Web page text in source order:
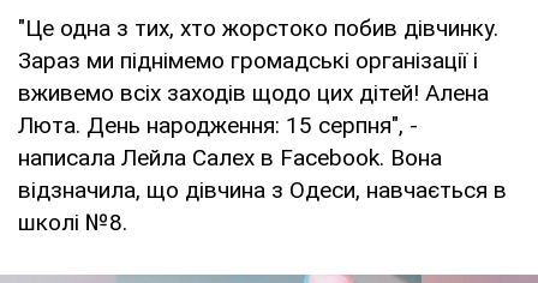
"Це одна з тих, хто жорстоко побив дівчинку.
Зараз ми піднімемо громадські організації і
вживемо всіх заходів щодо цих дітей! Алена
Люта. День народження: 15 серпня", -
написала Лейла Салех в Facebook. Вона
відзначила, що дівчина з Одеси, навчається в
школі №8.